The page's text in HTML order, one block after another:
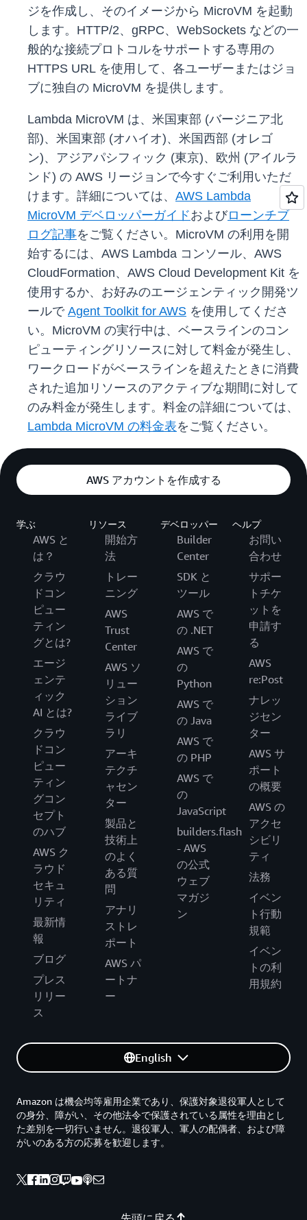
ジを作成し、そのイメージから MicroVM を起動
します。HTTP/2、gRPC、WebSockets などの一
般的な接続プロトコルをサポートする専用の
HTTPS URL を使用して、各ユーザーまたはジョ
ブに独自の MicroVM を提供します。
Lambda MicroVM は、米国東部 (バージニア北
部)、米国東部 (オハイオ)、米国西部 (オレゴ
ン)、アジアパシフィック (東京)、欧州 (アイルラ
ンド) の AWS リージョンで今すぐご利用いただ
けます。詳細については、 AWS Lambda
MicroVM デベロッパーガイドおよびローンチブ
ログ記事をご覧ください。MicroVM の利用を開
始するには、AWS Lambda コンソール、AWS
CloudFormation、AWS Cloud Development Kit を
使用するか、お好みのエージェンティック開発ツ
ールで Agent Toolkit for AWS を使用してくださ
い。MicroVM の実行中は、ベースラインのコン
ピューティングリソースに対して料金が発生し、
ワークロードがベースラインを超えたときに消費
された追加リソースのアクティブな期間に対して
のみ料金が発生します。料金の詳細については、
Lambda MicroVM の料金表をご覧ください。
AWS アカウントを作成する
学ぶ
AWS と
は？
クラウ
ドコン
ピュー
ティン
グとは?
エージ
ェンテ
ィック
AI とは?
クラウ
ドコン
ピュー
ティン
グコン
セプト
のハブ
AWS ク
ラウド
セキュ
リティ
最新情
報
ブログ
プレス
リリー
ス
リソース
開始方
法
トレー
ニング
AWS
Trust
Center
AWS ソ
リュー
ション
ライブ
ラリ
アーキ
テクチ
ャセン
ター
製品と
技術上
のよく
ある質
問
アナリ
ストレ
ポート
AWS パ
ートナ
ー
デベロッパー
Builder
Center
SDK と
ツール
AWS で
の .NET
AWS で
の
Python
AWS で
の Java
AWS で
の PHP
AWS で
の
JavaScript
builders.flash
- AWS
の公式
ウェブ
マガジ
ン
ヘルプ
お問い
合わせ
サポー
トチケ
ットを
申請す
る
AWS
re:Post
ナレッ
ジセン
ター
AWS サ
ポート
の概要
AWS の
アクセ
シビリ
ティ
法務
イベン
ト行動
規範
イベン
トの利
用規約
English
Amazon は機会均等雇用企業であり、保護対象退役軍人として
の身分、障がい、その他法令で保護されている属性を理由とし
た差別を一切行いません。退役軍人、軍人の配偶者、および障
がいのある方の応募を歓迎します。